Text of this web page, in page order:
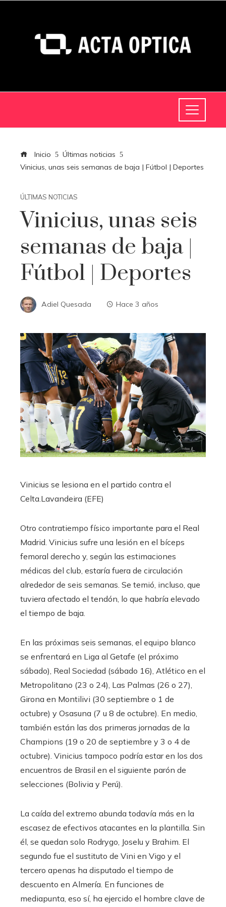
Inicio
Últimas noticias
Vinicius, unas seis semanas de baja | Fútbol | Deportes
ÚLTIMAS NOTICIAS
Vinicius, unas seis
semanas de baja |
Fútbol | Deportes
Adiel Quesada Hace 3 años
Vinicius se lesiona en el partido contra el
Celta.Lavandeira (EFE)
Otro contratiempo físico importante para el Real
Madrid. Vinicius sufre una lesión en el bíceps
femoral derecho y, según las estimaciones
médicas del club, estaría fuera de circulación
alrededor de seis semanas. Se temió, incluso, que
tuviera afectado el tendón, lo que habría elevado
el tiempo de baja.
En las próximas seis semanas, el equipo blanco
se enfrentará en Liga al Getafe (el próximo
sábado), Real Sociedad (sábado 16), Atlético en el
Metropolitano (23 o 24), Las Palmas (26 o 27),
Girona en Montilivi (30 septiembre o 1 de
octubre) y Osasuna (7 u 8 de octubre). En medio,
también están las dos primeras jornadas de la
Champions (19 o 20 de septiembre y 3 o 4 de
octubre). Vinicius tampoco podría estar en los dos
encuentros de Brasil en el siguiente parón de
selecciones (Bolivia y Perú).
La caída del extremo abunda todavía más en la
escasez de efectivos atacantes en la plantilla. Sin
él, se quedan solo Rodrygo, Joselu y Brahim. El
segundo fue el sustituto de Vini en Vigo y el
tercero apenas ha disputado el tiempo de
descuento en Almería. En funciones de
mediapunta, eso sí, ha ejercido el hombre clave de